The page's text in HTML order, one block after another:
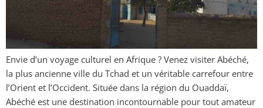
Envie d’un voyage culturel en Afrique ? Venez visiter Abéché,
la plus ancienne ville du Tchad et un véritable carrefour entre
l’Orient et l’Occident. Située dans la région du Ouaddaï,
Abéché est une destination incontournable pour tout amateur